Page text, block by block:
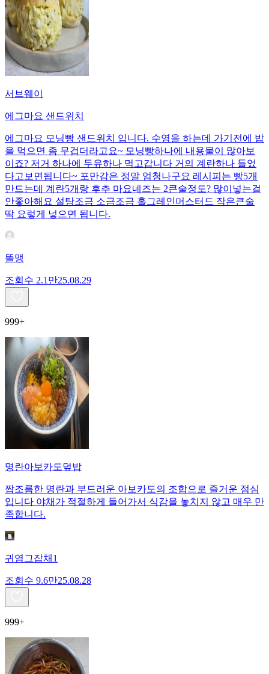
서브웨이
에그마요 샌드위치
에그마요 모닝빵 샌드위치 입니다. 수영을 하는데 가기전에 밥
을 먹으면 좀 무겁더라고요~ 모닝빵하나에 내용물이 많아보
이죠? 저거 하나에 두유하나 먹고갑니다 거의 계란하나 들었
다고보면됩니다~ 포만감은 정말 엄청나구요 레시피는 빵5개
만드는데 계란5개랑 후추 마요네즈는 2큰술정도? 많이넣는걸
안좋아해요 설탕조금 소금조금 홀그레인머스터드 작은큰술
딱 요렇게 넣으면 됩니다.
똘맹
조회수 2.1만25.08.29
999+
명란아보카도덮밥
짭조름한 명란과 부드러운 아보카도의 조합으로 즐거운 점심
입니다 야채가 적절하게 들어가서 식감을 놓치지 않고 매우 만
족합니다.
귀염그잡채1
조회수 9.6만25.08.28
999+